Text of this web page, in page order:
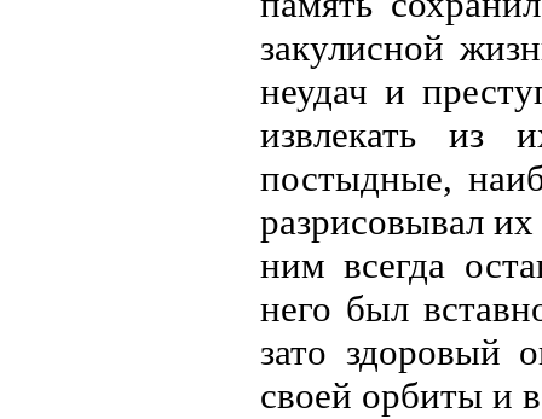
закулисной
неудач и
извлекать из
постыдные,
разрисовывал
ним всегда
него был
зато здоровый
своей орбиты и